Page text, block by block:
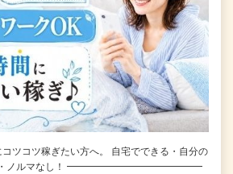
コツコツ稼ぎたい方へ。 自宅でできる・自分の
・ノルマなし！ ━━━━━━━━━━━━━━